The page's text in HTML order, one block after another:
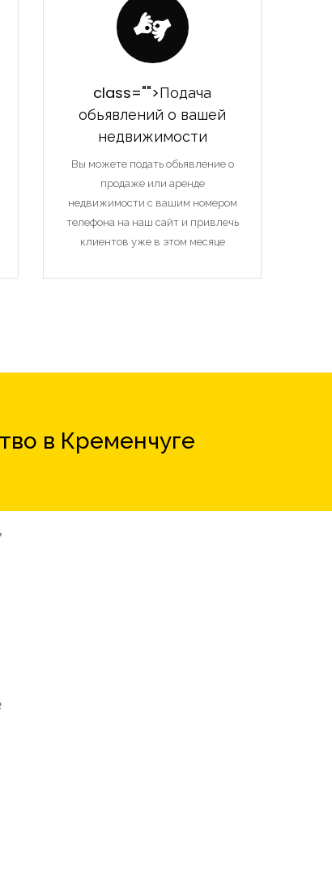
class="">Подача
обьявлений о вашей
недвижимости
Вы можете подать обьявление о
продаже или аренде
недвижимости с вашим номером
телефона на наш сайт и привлечь
клиентов уже в этом месяце
в Кременчуге